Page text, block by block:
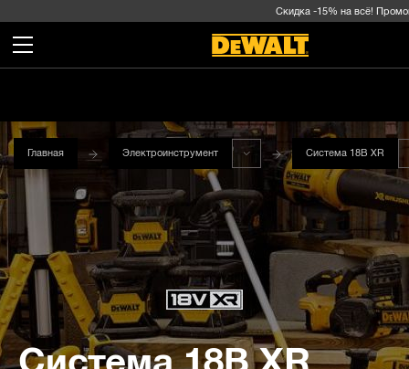
Скидка -15% на всё!
Главная Электроинструмент Система 18В XR